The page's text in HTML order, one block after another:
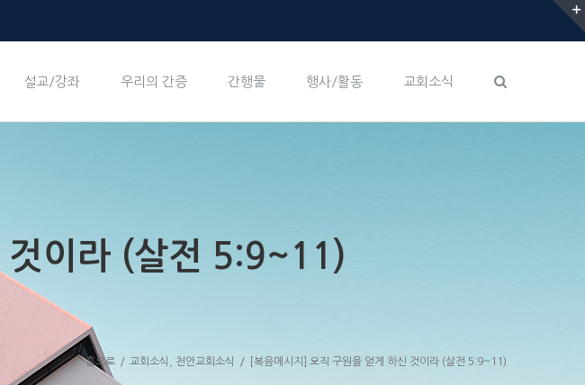
설교/강좌 우리의 간증 간행물 행사/활동 교회소식
것이라 (살전 5:9~11)
홈으로 / 교회소식 천안교회소식 / [복음메시지] 오직 구원을 얻게 하신 것이라 (살전 5:9~11)